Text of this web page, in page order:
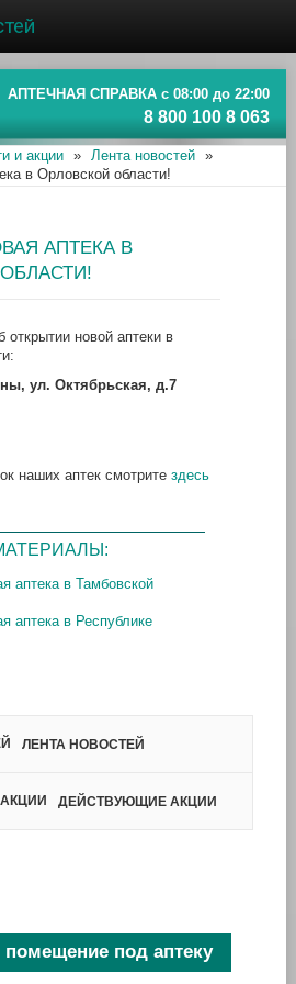
АПТЕЧНАЯ СПРАВКА с 08:00 до 22:00
8 800 100 8 063
и акции » Лента новостей
»
в Орловской области!
АПТЕКА В
новой аптеки в
ул. Октябрьская, д.7
наших аптек смотрите здесь
аптека в Тамбовской
аптека в Республике
ЛЕНТА НОВОСТЕЙ
ДЕЙСТВУЮЩИЕ АКЦИИ
под аптеку